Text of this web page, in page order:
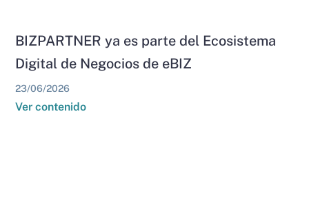
BIZPARTNER ya es parte del Ecosistema
Digital de Negocios de eBIZ
23/06/2026
Ver contenido